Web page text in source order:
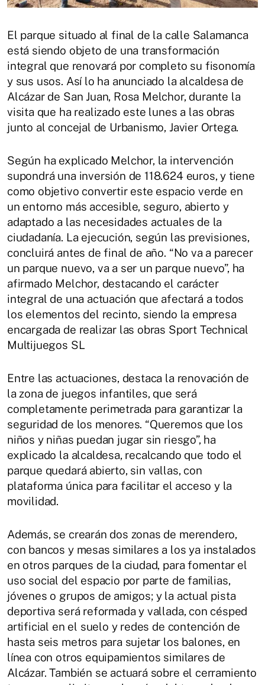
El parque situado al final de la calle Salamanca
está siendo objeto de una transformación
integral que renovará por completo su fisonomía
y sus usos. Así lo ha anunciado la alcaldesa de
Alcázar de San Juan, Rosa Melchor, durante la
visita que ha realizado este lunes a las obras
junto al concejal de Urbanismo, Javier Ortega.
Según ha explicado Melchor, la intervención
supondrá una inversión de 118.624 euros, y tiene
como objetivo convertir este espacio verde en
un entorno más accesible, seguro, abierto y
adaptado a las necesidades actuales de la
ciudadanía. La ejecución, según las previsiones,
concluirá antes de final de año. “No va a parecer
un parque nuevo, va a ser un parque nuevo”, ha
afirmado Melchor, destacando el carácter
integral de una actuación que afectará a todos
los elementos del recinto, siendo la empresa
encargada de realizar las obras Sport Technical
Multijuegos SL
Entre las actuaciones, destaca la renovación de
la zona de juegos infantiles, que será
completamente perimetrada para garantizar la
seguridad de los menores. “Queremos que los
niños y niñas puedan jugar sin riesgo”, ha
explicado la alcaldesa, recalcando que todo el
parque quedará abierto, sin vallas, con
plataforma única para facilitar el acceso y la
movilidad.
Además, se crearán dos zonas de merendero,
con bancos y mesas similares a los ya instalados
en otros parques de la ciudad, para fomentar el
uso social del espacio por parte de familias,
jóvenes o grupos de amigos; y la actual pista
deportiva será reformada y vallada, con césped
artificial en el suelo y redes de contención de
hasta seis metros para sujetar los balones, en
línea con otros equipamientos similares de
Alcázar. También se actuará sobre el cerramiento